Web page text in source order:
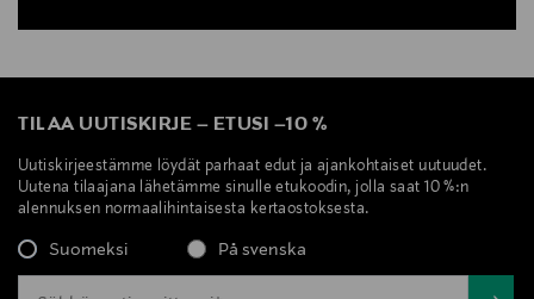
TILAA UUTISKIRJE – ETUSI –10 %
Uutiskirjeestämme löydät parhaat edut ja ajankohtaiset uutuudet.
Uutena tilaajana lähetämme sinulle etukoodin, jolla saat 10 %:n
alennuksen normaalihintaisesta kertaostoksesta.
Suomeksi På svenska